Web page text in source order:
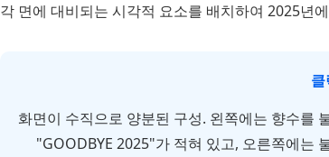
각 면에 대비되는 시각적 요소를 배치하여 2025년
화면이 수직으로 양분된 구성. 왼쪽에는 향수를
"GOODBYE 2025"가 적혀 있고, 오른쪽에는